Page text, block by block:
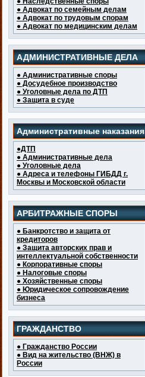
● Адвокат по семейным делам
● Адвокат по трудовым спорам
● Адвокат по медицинским делам
АДМИНИСТРАТИВНЫЕ ДЕЛА
● Административные споры
● Досудебное производство
● Уголовные дела по ДТП
● Защита в суде
Административные наказания
●ДТП
● Административные дела
● Уголовные дела
● Адреса и телефоны ГИБДД г.
Москвы и Московской области
АРБИТРАЖНЫЕ СПОРЫ
● Банкротство и защита от
кредиторов
● Защита авторских прав и
интеллектуальной собственности
● Корпоративные споры
● Налоговые споры
● Хозяйственные споры
● Юридическое сопровождение
бизнеса
ГРАЖДАНСТВО
● Гражданство России
● Вид на жительство (ВНЖ) в
России